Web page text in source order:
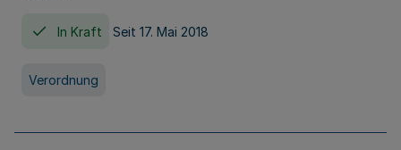
In Kraft Seit 17. Mai 2018
Verordnung